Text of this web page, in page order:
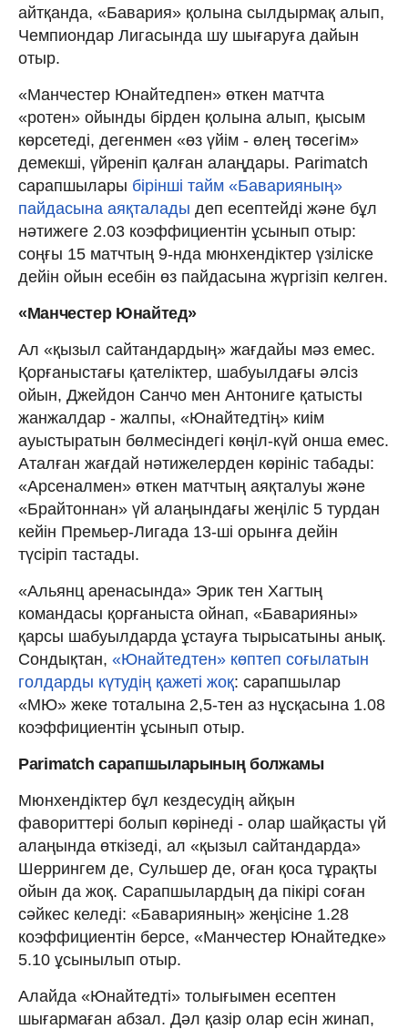
айтқанда, «Бавария» қолына сылдырмақ алып,
Чемпиондар Лигасында шу шығаруға дайын
отыр.
«Манчестер Юнайтедпен» өткен матчта
«ротен» ойынды бірден қолына алып, қысым
көрсетеді, дегенмен «өз үйім - өлең төсегім»
демекші, үйреніп қалған алаңдары. Parimatch
сарапшылары бірінші тайм «Баварияның»
пайдасына аяқталады деп есептейді және бұл
нәтижеге 2.03 коэффициентін ұсынып отыр:
соңғы 15 матчтың 9-нда мюнхендіктер үзіліске
дейін ойын есебін өз пайдасына жүргізіп келген.
«Манчестер Юнайтед»
Ал «қызыл сайтандардың» жағдайы мәз емес.
Қорғаныстағы қателіктер, шабуылдағы әлсіз
ойын, Джейдон Санчо мен Антониге қатысты
жанжалдар - жалпы, «Юнайтедтің» киім
ауыстыратын бөлмесіндегі көңіл-күй онша емес.
Аталған жағдай нәтижелерден көрініс табады:
«Арсеналмен» өткен матчтың аяқталуы және
«Брайтоннан» үй алаңындағы жеңіліс 5 турдан
кейін Премьер-Лигада 13-ші орынға дейін
түсіріп тастады.
«Альянц аренасында» Эрик тен Хагтың
командасы қорғаныста ойнап, «Баварияны»
қарсы шабуылдарда ұстауға тырысатыны анық.
Сондықтан, «Юнайтедтен» көптеп соғылатын
голдарды күтудің қажеті жоқ: сарапшылар
«МЮ» жеке тоталына 2,5-тен аз нұсқасына 1.08
коэффициентін ұсынып отыр.
Parimatch сарапшыларының болжамы
Мюнхендіктер бұл кездесудің айқын
фавориттері болып көрінеді - олар шайқасты үй
алаңында өткізеді, ал «қызыл сайтандарда»
Шеррингем де, Сульшер де, оған қоса тұрақты
ойын да жоқ. Сарапшылардың да пікірі соған
сәйкес келеді: «Баварияның» жеңісіне 1.28
коэффициентін берсе, «Манчестер Юнайтедке»
5.10 ұсынылып отыр.
Алайда «Юнайтедті» толығымен есептен
шығармаған абзал. Дәл қазір олар есін жинап,